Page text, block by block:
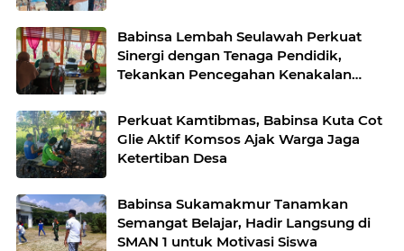
Babinsa Lembah Seulawah Perkuat
Sinergi dengan Tenaga Pendidik,
Tekankan Pencegahan Kenakalan
Perkuat Kamtibmas, Babinsa Kuta Cot
Glie Aktif Komsos Ajak Warga Jaga
Ketertiban Desa
Babinsa Sukamakmur Tanamkan
Semangat Belajar, Hadir Langsung di
SMAN 1 untuk Motivasi Siswa